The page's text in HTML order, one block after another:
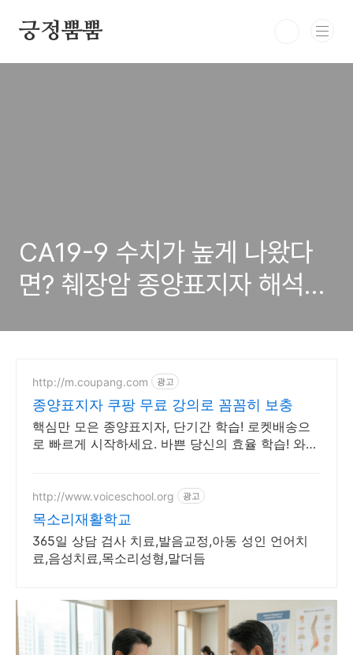
긍정뿜뿜
CA19-9 수치가 높게 나왔다
면? 췌장암 종양표지자 해석법
http://m.coupang.com 광고
종양표지자 쿠팡 무료 강의로 꼼꼼히 보충
핵심만 모은 종양표지자, 단기간 학습! 로켓배송으
로 빠르게 시작하세요. 바쁜 당신의 효율 학습! 와우
http://www.voiceschool.org 광고
목소리재활학교
365일 상담 검사 치료,발음교정,아동 성인 언어치
료,음성치료,목소리성형,말더듬